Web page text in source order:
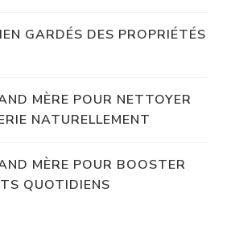
GARDÉS DES PROPRIÉTÉS
MÈRE POUR NETTOYER
NATURELLEMENT
MÈRE POUR BOOSTER
QUOTIDIENS